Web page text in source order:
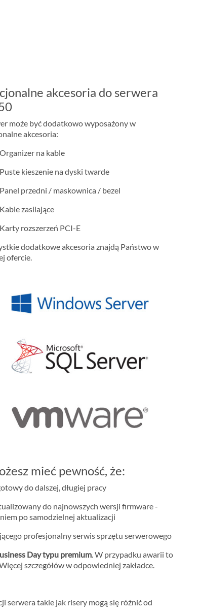
akcesoria do serwera
może być dodatkowo wyposażony w
akcesoria:
Organizer na kable
Puste kieszenie na dyski twarde
Panel przedni / maskownica / bezel
Kable zasilające
Karty rozszerzeń PCI-E
dodatkowe akcesoria znajdą Państwo w
ofercie.
mieć pewność, że:
do dalszej, długiej pracy
do najnowszych wersji firmware -
po samodzielnej aktualizacji
profesjonalny serwis sprzętu serwerowego
Day typu premium . W przypadku awarii to
szczegółów w odpowiedniej zakładce.
serwera takie jak risery mogą się różnić od